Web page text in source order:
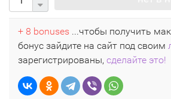
+ 8 bonuses ...чтобы получить
бонус зайдите на сайт под своим
зарегистрированы, сделайте это!